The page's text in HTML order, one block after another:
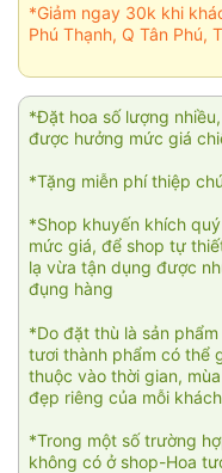
*Giảm ngay 30k khi
Phú Thạnh, Q Tân Phú,
*Đặt hoa số lượng
được hưởng mức giá
*Tặng miễn phí thiệp
*Shop khuyến khích
mức giá, để shop tự
lạ vừa tận dụng được
đụng hàng
*Do đặt thù là sản
tươi thành phẩm có thể
thuộc vào thời gian,
đẹp riêng của mỗi
*Trong một số trường
không có ở shop-Hoa